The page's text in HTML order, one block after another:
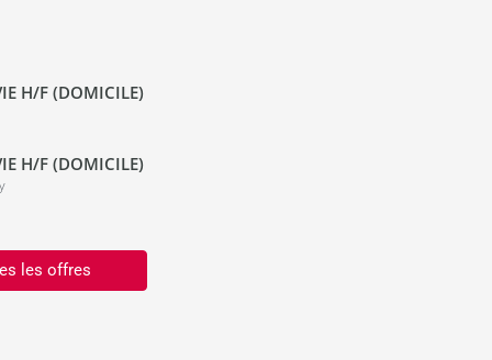
H/F (DOMICILE)
H/F (DOMICILE)
les offres